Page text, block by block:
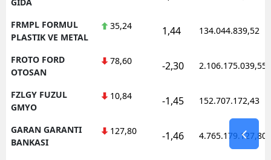
FRMPL FORMUL
PLASTIK VE METAL
35,24 1,44 134.044.839,52
FROTO FORD
OTOSAN
78,60 -2,30 2.106.175.039,55
FZLGY FUZUL
GMYO
10,84 -1,45 152.707.172,43
GARAN GARANTI
BANKASI
127,80 -1,46 4.765.179.127,80